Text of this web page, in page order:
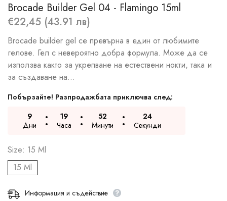
Brocade Builder Gel 04 - Flamingo 15ml
€22,45 (43.91 лв)
Brocade builder gel се превърна в един от любимите
гелове. Гел с невероятно добра формула. Може да се
използва както за укрепване на естествени нокти, така и
за създаване на...
Побързайте! Разпродажбата приключва след:
9
Дни
19
Часа
52
Минути
23
Секунди
Size: 15 Ml
15 Ml
Информация и съдействие